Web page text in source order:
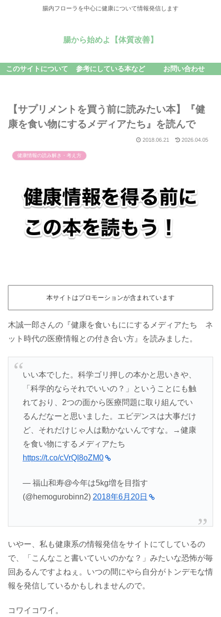
腸内フローラを中心に健康について情報発信します
腸から始めよ【体質改善】
このサイトについて 参考にしている本など お問い合わせ
【サプリメントを買う前に読みたい本】『健
康を食い物にするメディアたち』を読んで
2018.06.21 2026.04.05
健康情報の読み解き・考え方
本サイトはプロモーションが含まれています
木誠一郎さんの『健康を食いもににするメディアたち ネ
ット時代の医療情報との付き合い方』を読みました。
いい本でした。科学ゴリ押しの本かと思いきや、
「科学的ならそれでいいの？」ということにも触
れており、2つの面から医療問題に取り組んでい
るんだなーと思いました。エビデンスは大事だけ
ど、それだけじゃ人は動かないんですな。→健康
を食い物にするメディアたち
https://t.co/cVrQI8oZM0
— 福山和寿@今年は5kg増を目指す
(@hemogurobinn2) 2018年6月20日
いやー、私も健康系の情報発信をサイトにてしているの
で、「こんなこと書いていいのかな？」みたいな恐怖が毎
回あるんですよねぇ。いつの間にやら自分がトンデモな情
報を発信しているかもしれませんので。
コワイコワイ。